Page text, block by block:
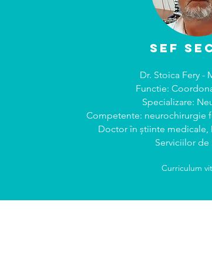
SEF
Dr. Stoica Fery -
Functie:
Specializare:
Competente: neurochirurgie
Doctor în știinte medicale,
Serviciilor de
Curriculum